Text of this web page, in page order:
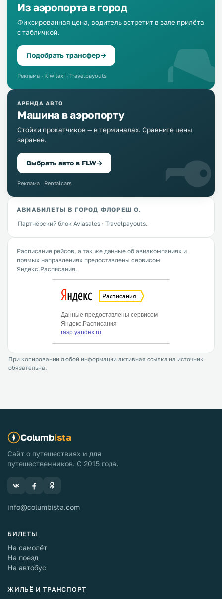
Из аэропорта в город
Фиксированная цена, водитель встретит в зале прилёта
с табличкой.
Подобрать трансфер→
Реклама · Kiwitaxi · Travelpayouts
АРЕНДА АВТО
Машина в аэропорту
Стойки прокатчиков — в терминалах. Сравните цены
заранее.
Выбрать авто в FLW→
Реклама · Rentalcars
АВИАБИЛЕТЫ В ГОРОД ФЛОРЕШ О.
Партнёрский блок Aviasales · Travelpayouts.
Расписание рейсов, а так же данные об авиакомпаниях и
прямых направлениях предоставлены сервисом
Яндекс.Расписания.
При копировании любой информации активная ссылка на источник
обязательна.
Columbista
Сайт о путешествиях и для
путешественников. С 2015 года.
info@columbista.com
БИЛЕТЫ
На самолёт
На поезд
На автобус
ЖИЛЬЁ И ТРАНСПОРТ